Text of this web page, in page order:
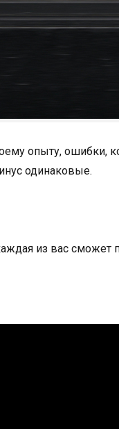
опыту, ошибки,
одинаковые.
из вас сможет